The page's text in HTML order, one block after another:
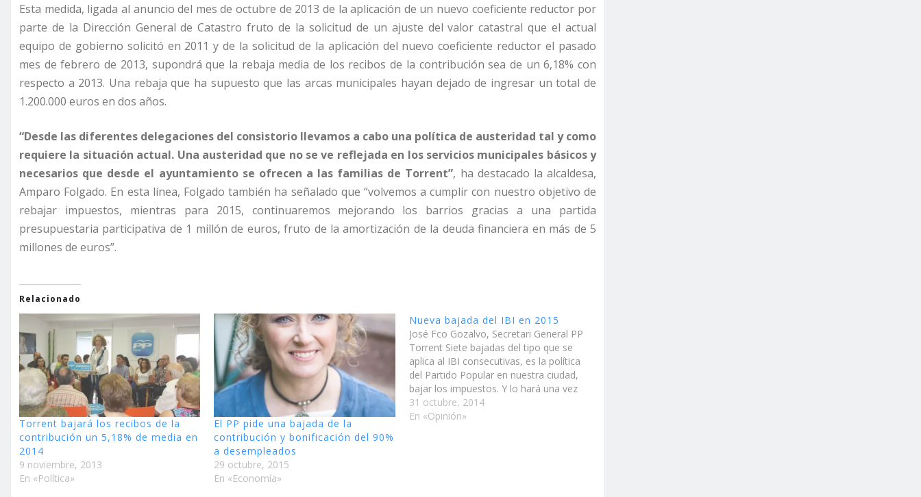
Esta medida, ligada al anuncio del mes de octubre de 2013 de la aplicación de un nuevo coeficiente reductor por
parte de la Dirección General de Catastro fruto de la solicitud de un ajuste del valor catastral que el actual
equipo de gobierno solicitó en 2011 y de la solicitud de la aplicación del nuevo coeficiente reductor el pasado
mes de febrero de 2013, supondrá que la rebaja media de los recibos de la contribución sea de un 6,18% con
respecto a 2013. Una rebaja que ha supuesto que las arcas municipales hayan dejado de ingresar un total de
1.200.000 euros en dos años.
“Desde las diferentes delegaciones del consistorio llevamos a cabo una política de austeridad tal y como
requiere la situación actual. Una austeridad que no se ve reflejada en los servicios municipales básicos y
necesarios que desde el ayuntamiento se ofrecen a las familias de Torrent”, ha destacado la alcaldesa,
Amparo Folgado. En esta línea, Folgado también ha señalado que “volvemos a cumplir con nuestro objetivo de
rebajar impuestos, mientras para 2015, continuaremos mejorando los barrios gracias a una partida
presupuestaria participativa de 1 millón de euros, fruto de la amortización de la deuda financiera en más de 5
millones de euros”.
Relacionado
Torrent bajará los recibos de la
contribución un 5,18% de media en
2014
9 noviembre, 2013
En «Política»
El PP pide una bajada de la
contribución y bonificación del 90%
a desempleados
29 octubre, 2015
En «Economía»
Nueva bajada del IBI en 2015
José Fco Gozalvo, Secretari General PP
Torrent Siete bajadas del tipo que se
aplica al IBI consecutivas, es la política
del Partido Popular en nuestra ciudad,
bajar los impuestos. Y lo hará una vez
más en 2015 bajando el tipo del 0,54 al
0,53, apenas una décima pero que
31 octubre, 2014
En «Opinión»